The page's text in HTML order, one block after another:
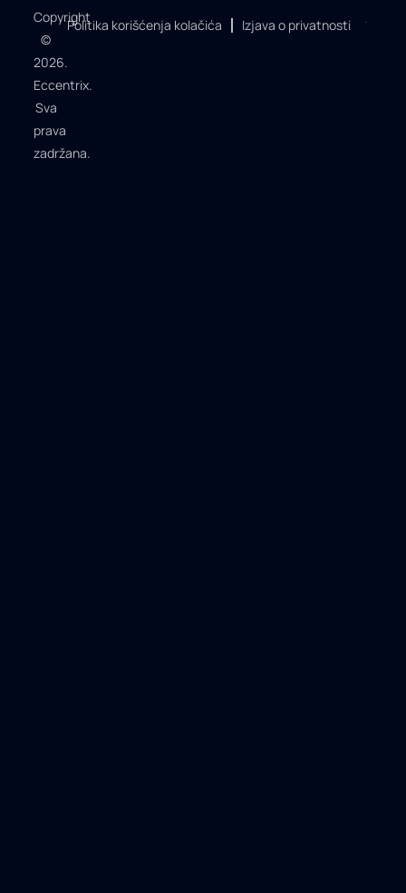
Copyright
©
2026.
Eccentrix.
Sva
prava
zadržana.
Politika korišćenja kolačića Izjava o privatnosti